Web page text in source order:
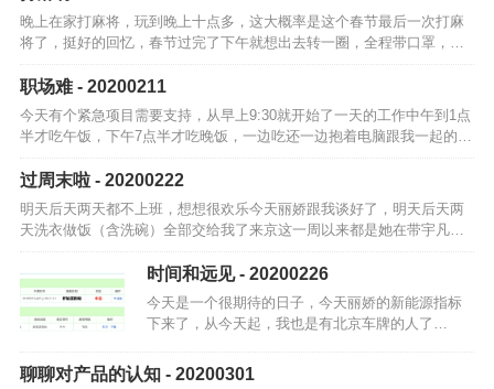
晚上在家打麻将，玩到晚上十点多，这大概率是这个春节最后一次打麻
将了，挺好的回忆，春节过完了下午就想出去转一圈，全程带口罩，也
不接触人，就只在马路上兜风，顺路去广府城转了一圈中午天气很暖
和，午饭是在院子…
职场难 - 20200211
今天有个紧急项目需要支持，从早上9:30就开始了一天的工作中午到1点
半才吃午饭，下午7点半才吃晚饭，一边吃还一边抱着电脑跟我一起的小
伙伴更新辛苦，喝水、上厕所的时间都没有到了晚上8点多，踩点完成，
有了…
过周末啦 - 20200222
明天后天两天都不上班，想想很欢乐今天丽娇跟我谈好了，明天后天两
天洗衣做饭（含洗碗）全部交给我了来京这一周以来都是她在带宇凡，
还要给我做饭，甚至有时候还送饭到口周末两天也该让她当当女王了除
此之外，我的周…
时间和远见 - 20200226
今天是一个很期待的日子，今天丽娇的新能源指标
下来了，从今天起，我也是有北京车牌的人了…
聊聊对产品的认知 - 20200301